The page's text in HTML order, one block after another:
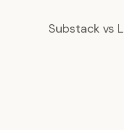
Substack vs